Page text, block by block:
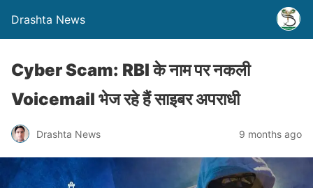
Drashta News
Cyber Scam: RBI के नाम पर नकली
Voicemail भेज रहे हैं साइबर अपराधी
Drashta News 9 months ago